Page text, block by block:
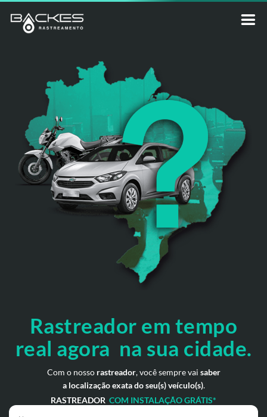
Rastreador em tempo
real agora na sua cidade.
Com o nosso rastreador, você sempre vai saber
a localização exata do seu(s) veículo(s).
RASTREADOR COM INSTALAÇÃO GRÁTIS*